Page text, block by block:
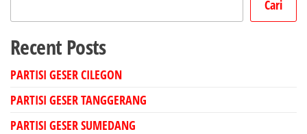
Cari
Recent Posts
PARTISI GESER CILEGON
PARTISI GESER TANGGERANG
PARTISI GESER SUMEDANG